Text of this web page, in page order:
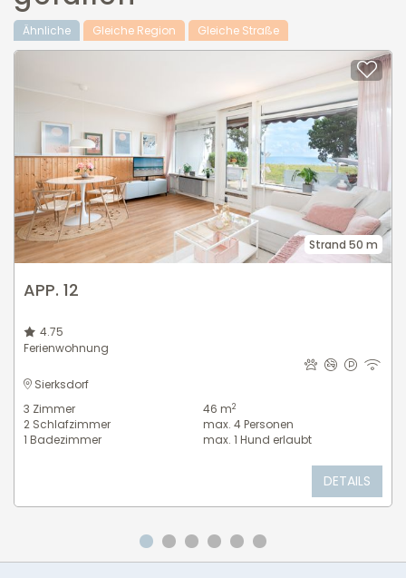
Ähnliche Gleiche Region Gleiche Straße
Strand 50 m
APP. 12
4.75
Ferienwohnung
Sierksdorf
3 Zimmer
2 Schlafzimmer
1 Badezimmer
46 m2
max. 4Personen
max. 1 Hund erlaubt
DETAILS
Gehe zu Slide 1
Gehe zu Slide 2
Gehe zu Slide 3
Gehe zu Slide 4
Gehe zu Slide 5
Gehe zu Slide 6